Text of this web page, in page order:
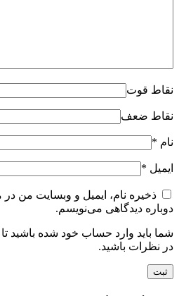
نقاط قوت
نقاط ضعف
نام *
ایمیل *
ذخیره نام، ایمیل و وبسایت من
دوباره دیدگاهی می‌نویسم.
شما باید وارد حساب خود شده باشید
در نظرات باشید.